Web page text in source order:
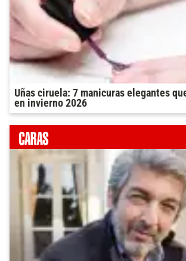
Uñas ciruela: 7 manicuras elegantes
en invierno 2026